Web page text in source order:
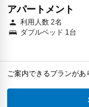
アパートメント
利用人数 2名
ダブルベッド 1台
ご案内できるプランがあ